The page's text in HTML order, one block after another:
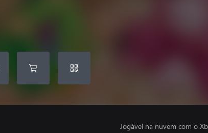
Jogável na nuvem com o